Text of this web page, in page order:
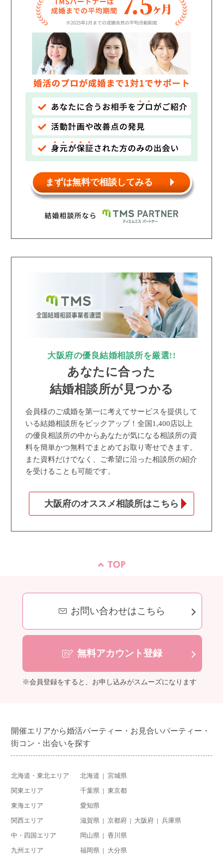
まずは無料で相談してみる
大阪府の優良結婚相談所を厳選!!
あなたに合った
結婚相談所が見つかる
会員様のご成婚を第一に考えてサービスを提供して
いる結婚相談所をピックアップ！全国1,400店以上
の優良相談所の中からあなたが気になる相談所の資
料を簡単かつ無料でまとめてお取り寄せできます。
また資料だけでなく、ご希望に沿った相談所の紹介
を受けることも可能です。
大阪府のオススメ相談所はこちら
お問い合わせはこちら
無料アカウント登録
※会員登録をすると、お申し込みがスムーズになります
開催エリアから婚活パーティー・お見合いパーティー・
街コン・出会いを探す
北海道・東北エリア 北海道 宮城県
関東エリア 千葉県 東京都
東海エリア 愛知県
関西エリア 滋賀県 京都府 大阪府 兵庫県
中・四国エリア 岡山県 香川県
九州エリア 福岡県 大分県